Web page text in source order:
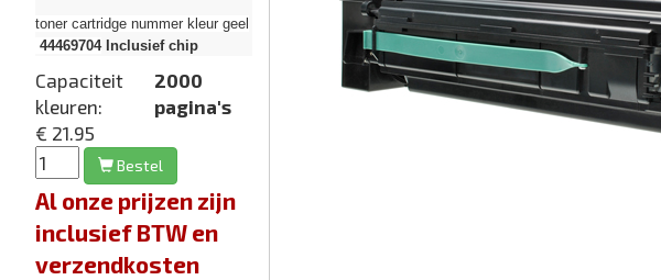
toner cartridge nummer kleur geel
44469704Inclusief chip
Capaciteit
kleuren:
2000
pagina's
€ 21.95
Bestel
Al onze prijzen zijn
inclusief BTW en
verzendkosten